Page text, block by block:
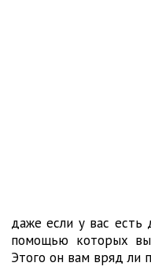
даже если у вас есть
помощью которых
Этого он вам вряд ли